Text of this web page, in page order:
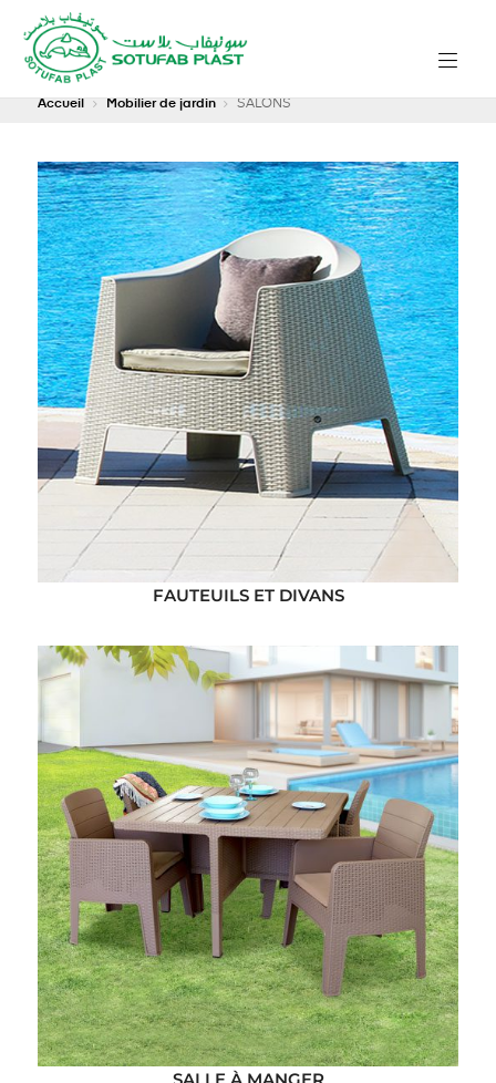
Accueil Mobilier de jardin SALONS
FAUTEUILS ET DIVANS